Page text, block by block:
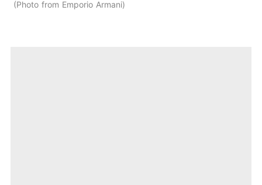
Photo from Emporio Armani